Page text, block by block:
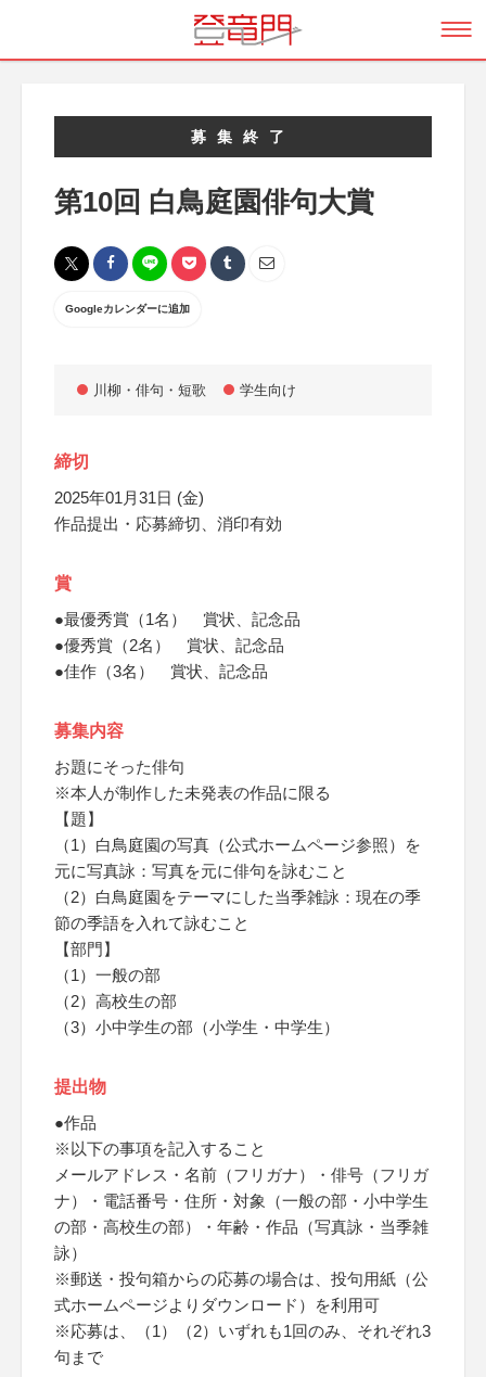
募集終了
第10回 白鳥庭園俳句大賞
Googleカレンダーに追加
川柳・俳句・短歌 学生向け
締切
2025年01月31日 (金)
作品提出・応募締切、消印有効
賞
●最優秀賞（1名） 賞状、記念品
●優秀賞（2名） 賞状、記念品
●佳作（3名） 賞状、記念品
募集内容
お題にそった俳句
※本人が制作した未発表の作品に限る
【題】
（1）白鳥庭園の写真（公式ホームページ参照）を
元に写真詠：写真を元に俳句を詠むこと
（2）白鳥庭園をテーマにした当季雑詠：現在の季
節の季語を入れて詠むこと
【部門】
（1）一般の部
（2）高校生の部
（3）小中学生の部（小学生・中学生）
提出物
●作品
※以下の事項を記入すること
メールアドレス・名前（フリガナ）・俳号（フリガ
ナ）・電話番号・住所・対象（一般の部・小中学生
の部・高校生の部）・年齢・作品（写真詠・当季雑
詠）
※郵送・投句箱からの応募の場合は、投句用紙（公
式ホームページよりダウンロード）を利用可
※応募は、（1）（2）いずれも1回のみ、それぞれ3
句まで